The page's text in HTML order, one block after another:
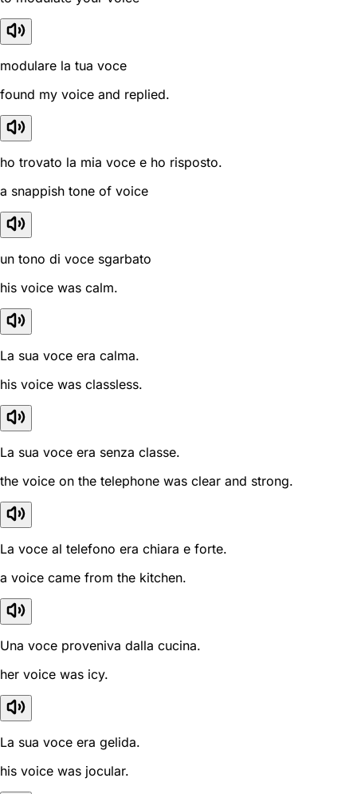
modulare la tua voce
found my voice and replied.
ho trovato la mia voce e ho risposto.
a snappish tone of voice
un tono di voce sgarbato
his voice was calm.
La sua voce era calma.
his voice was classless.
La sua voce era senza classe.
the voice on the telephone was clear and strong.
La voce al telefono era chiara e forte.
a voice came from the kitchen.
Una voce proveniva dalla cucina.
her voice was icy.
La sua voce era gelida.
his voice was jocular.